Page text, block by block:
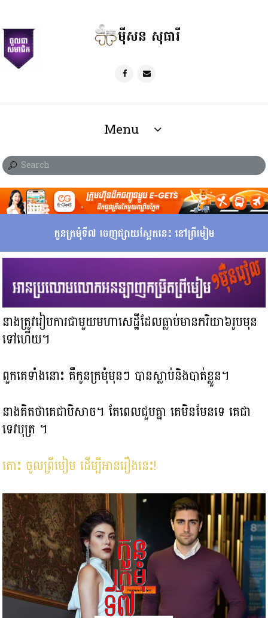
ម៉ីសន សុធារី
Menu
កូនក្រមុំទី៧ ចេញផ្សាយស្អែកនេះ នៅព្រីមៀម
នាង​ត្រូវរៀបការជាមួយមហាសេដ្ឋីដែលធ្លាប់មាន​ភរិយា៦រូបមុន
ទៅហើយ។
ពួកគេទាំងនោះ គឺកូនក្រមុំមុនៗ បានស្លាប់និងបាត់ខ្លួន។
នាងគិតថា​គេជាបិសាច។ តែពេលជួបគ្នា​ គេមិនមែន​ទេ គេជា
ទេវបុត្រ ។
តោះ ចូលព្រីមៀម ដើម្បីអានរឿងនេះ!